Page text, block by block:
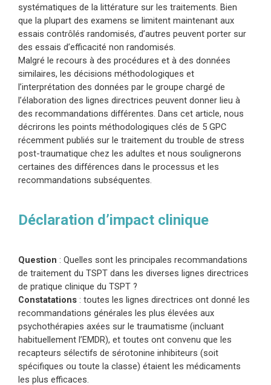
systématiques de la littérature sur les traitements. Bien
que la plupart des examens se limitent maintenant aux
essais contrôlés randomisés, d’autres peuvent porter sur
des essais d’efficacité non randomisés.
Malgré le recours à des procédures et à des données
similaires, les décisions méthodologiques et
l’interprétation des données par le groupe chargé de
l’élaboration des lignes directrices peuvent donner lieu à
des recommandations différentes. Dans cet article, nous
décrirons les points méthodologiques clés de 5 GPC
récemment publiés sur le traitement du trouble de stress
post-traumatique chez les adultes et nous soulignerons
certaines des différences dans le processus et les
recommandations subséquentes.
Déclaration d’impact clinique
Question : Quelles sont les principales recommandations
de traitement du TSPT dans les diverses lignes directrices
de pratique clinique du TSPT ?
Constatations : toutes les lignes directrices ont donné les
recommandations générales les plus élevées aux
psychothérapies axées sur le traumatisme (incluant
habituellement l’EMDR), et toutes ont convenu que les
recapteurs sélectifs de sérotonine inhibiteurs (soit
spécifiques ou toute la classe) étaient les médicaments
les plus efficaces.